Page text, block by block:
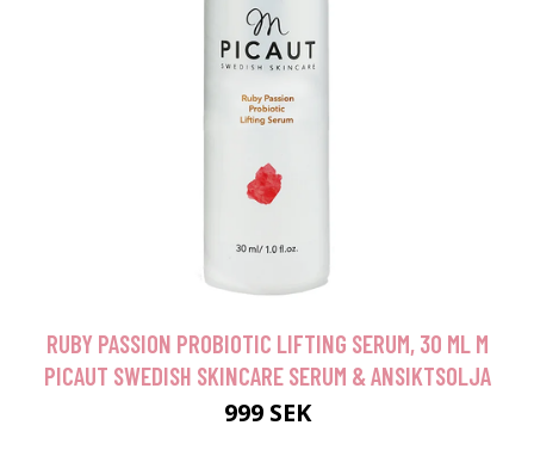
RUBY PASSION PROBIOTIC LIFTING SERUM, 30 ML M
PICAUT SWEDISH SKINCARE SERUM & ANSIKTSOLJA
999 SEK